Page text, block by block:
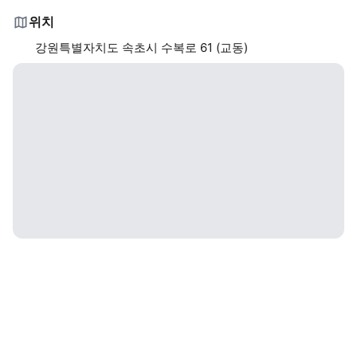
위치
강원특별자치도 속초시 수복로 61 (교동)